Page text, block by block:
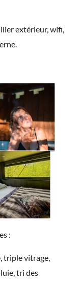
extérieur, wifi,
:
triple vitrage,
tri des